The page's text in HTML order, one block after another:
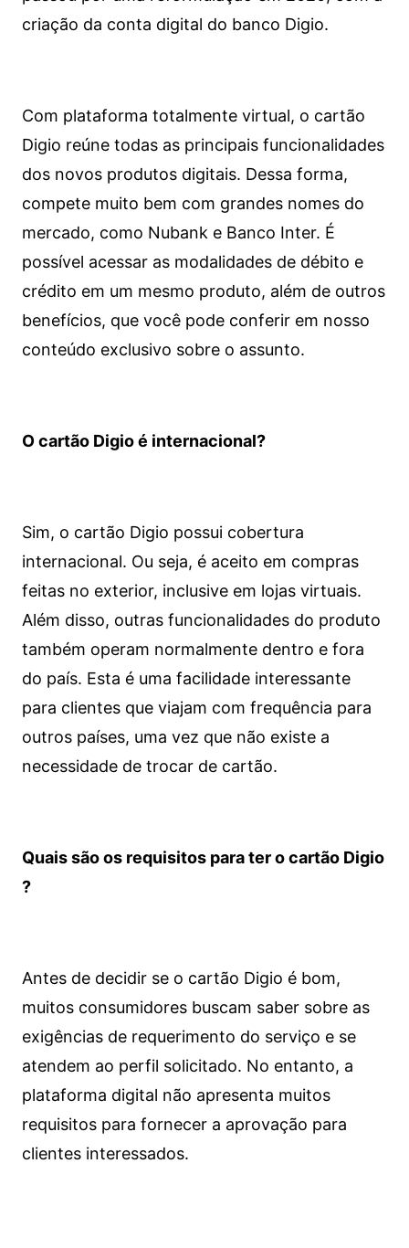
criação da conta digital do banco Digio.
Com plataforma totalmente virtual, o cartão
Digio reúne todas as principais funcionalidades
dos novos produtos digitais. Dessa forma,
compete muito bem com grandes nomes do
mercado, como Nubank e Banco Inter. É
possível acessar as modalidades de débito e
crédito em um mesmo produto, além de outros
benefícios, que você pode conferir em nosso
conteúdo exclusivo sobre o assunto.
O cartão Digio é internacional?
Sim, o cartão Digio possui cobertura
internacional. Ou seja, é aceito em compras
feitas no exterior, inclusive em lojas virtuais.
Além disso, outras funcionalidades do produto
também operam normalmente dentro e fora
do país. Esta é uma facilidade interessante
para clientes que viajam com frequência para
outros países, uma vez que não existe a
necessidade de trocar de cartão.
Quais são os requisitos para ter o cartão Digio
?
Antes de decidir se o cartão Digio é bom,
muitos consumidores buscam saber sobre as
exigências de requerimento do serviço e se
atendem ao perfil solicitado. No entanto, a
plataforma digital não apresenta muitos
requisitos para fornecer a aprovação para
clientes interessados.